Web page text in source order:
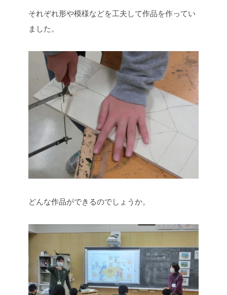
それぞれ形や模様などを工夫して作品を作ってい
ました。
どんな作品ができるのでしょうか。